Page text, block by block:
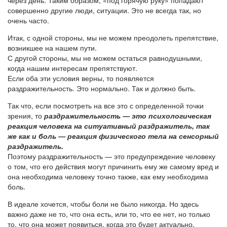
совершенно другие люди, ситуации. Это не всегда так, но
очень часто.
Итак, с одной стороны, мы не можем преодолеть препятствие,
возникшее на нашем пути.
С другой стороны, мы не можем остаться равнодушными,
когда нашим интересам препятствуют.
Если оба эти условия верны, то появляется
раздражительность. Это нормально. Так и должно быть.
Так что, если посмотреть на все это с определенной точки
зрения, то раздражительность — это психологическая
реакция человека на ситуативный раздражитель, так
же как и боль — реакция физического тела на сенсорный
раздражитель.
Поэтому раздражительность — это предупреждение человеку
о том, что его действия могут причинить ему же самому вред и
она необходима человеку точно также, как ему необходима
боль.
В идеале хочется, чтобы боли не было никогда. Но здесь
важно даже не то, что она есть, или то, что ее нет, но только
то, что она может появиться, когда это будет актуально.